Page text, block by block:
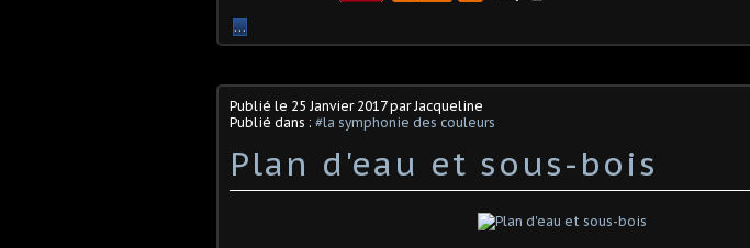
…
Publié le 25 Janvier 2017par Jacqueline
Publié dans : #la symphonie des couleurs
Plan d'eau et sous-bois